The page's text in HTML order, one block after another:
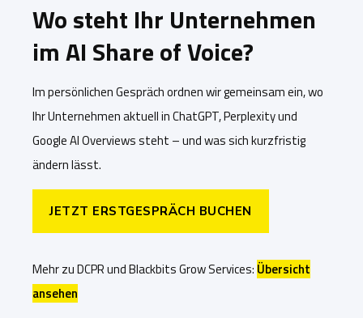
Wo steht Ihr Unternehmen
im AI Share of Voice?
Im persönlichen Gespräch ordnen wir gemeinsam ein, wo
Ihr Unternehmen aktuell in ChatGPT, Perplexity und
Google AI Overviews steht – und was sich kurzfristig
ändern lässt.
JETZT ERSTGESPRÄCH BUCHEN
Mehr zu DCPR und Blackbits Grow Services: Übersicht
ansehen